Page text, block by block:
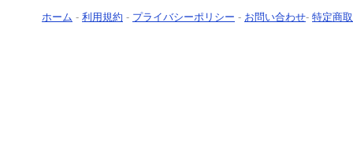
ホーム - 利用規約 - プライバシーポリシー - お問い合わせ- 特定商